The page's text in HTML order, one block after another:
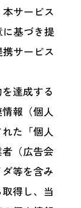
サービス
基づき提
サービス
達成する
報（個人
た「個人
（広告会
等を含み
得し、当